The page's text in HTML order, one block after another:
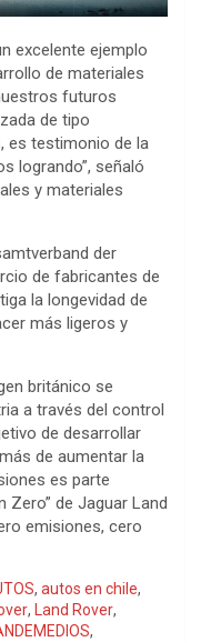
excelente ejemplo
de materiales
futuros
de tipo
es testimonio de la
logrando”, señaló
y materiales
der
de fabricantes de
la longevidad de
más ligeros y
británico se
a través del control
de desarrollar
de aumentar la
es parte
Zero” de Jaguar Land
emisiones, cero
, autos en chile,
, Land Rover,
,